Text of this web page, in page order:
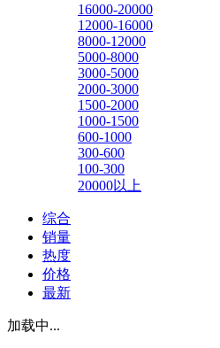
16000-20000
12000-16000
8000-12000
5000-8000
3000-5000
2000-3000
1500-2000
1000-1500
600-1000
300-600
100-300
20000以上
综合
销量
热度
价格
最新
加载中...